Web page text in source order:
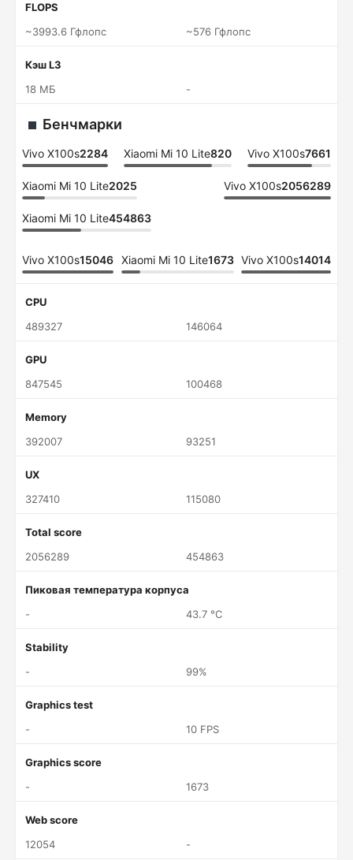
FLOPS
~3993.6 Гфлопс
~576 Гфлопс
Кэш L3
18 МБ
-
Бенчмарки
Vivo X100s2284 Xiaomi Mi 10 Lite820 Vivo X100s7661
Xiaomi Mi 10 Lite2025 Vivo X100s2056289
Xiaomi Mi 10 Lite454863
Vivo X100s15046 Xiaomi Mi 10 Lite1673 Vivo X100s14014
CPU
489327
146064
GPU
847545
100468
Memory
392007
93251
UX
327410
115080
Total score
2056289
454863
Пиковая температура корпуса
-
43.7 °C
Stability
-
99%
Graphics test
-
10 FPS
Graphics score
-
1673
Web score
12054
-